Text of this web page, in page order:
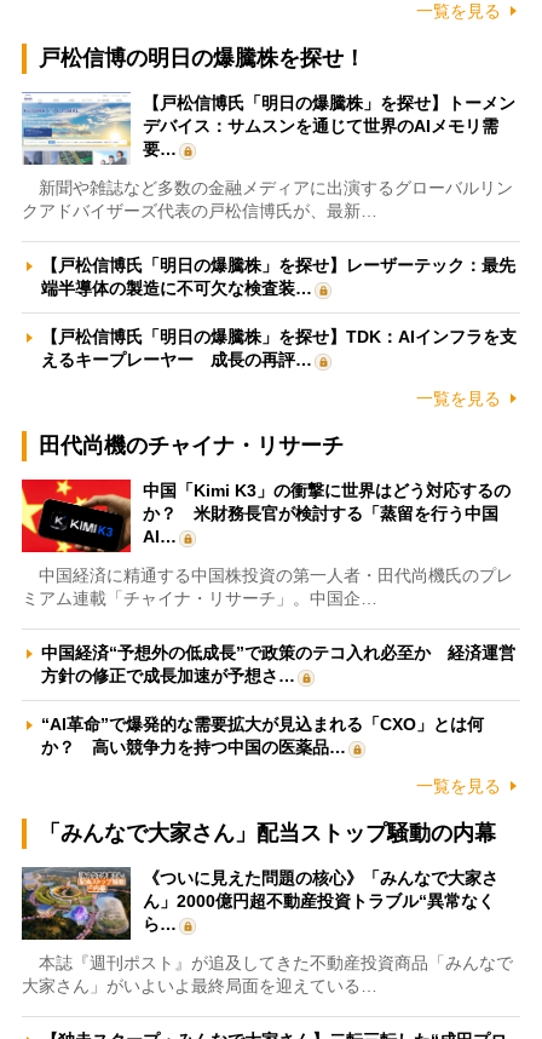
一覧を見る
戸松信博の明日の爆騰株を探せ！
【戸松信博氏「明日の爆騰株」を探せ】トーメン
デバイス：サムスンを通じて世界のAIメモリ需
要…
新聞や雑誌など多数の金融メディアに出演するグローバルリン
クアドバイザーズ代表の戸松信博氏が、最新…
【戸松信博氏「明日の爆騰株」を探せ】レーザーテック：最先
端半導体の製造に不可欠な検査装…
【戸松信博氏「明日の爆騰株」を探せ】TDK：AIインフラを支
えるキープレーヤー 成長の再評…
一覧を見る
田代尚機のチャイナ・リサーチ
中国「Kimi K3」の衝撃に世界はどう対応するの
か？ 米財務長官が検討する「蒸留を行う中国
AI…
中国経済に精通する中国株投資の第一人者・田代尚機氏のプレ
ミアム連載「チャイナ・リサーチ」。中国企…
中国経済“予想外の低成長”で政策のテコ入れ必至か 経済運営
方針の修正で成長加速が予想さ…
“AI革命”で爆発的な需要拡大が見込まれる「CXO」とは何
か？ 高い競争力を持つ中国の医薬品…
一覧を見る
「みんなで大家さん」配当ストップ騒動の内幕
《ついに見えた問題の核心》「みんなで大家さ
ん」2000億円超不動産投資トラブル“異常なく
ら…
本誌『週刊ポスト』が追及してきた不動産投資商品「みんなで
大家さん」がいよいよ最終局面を迎えている…